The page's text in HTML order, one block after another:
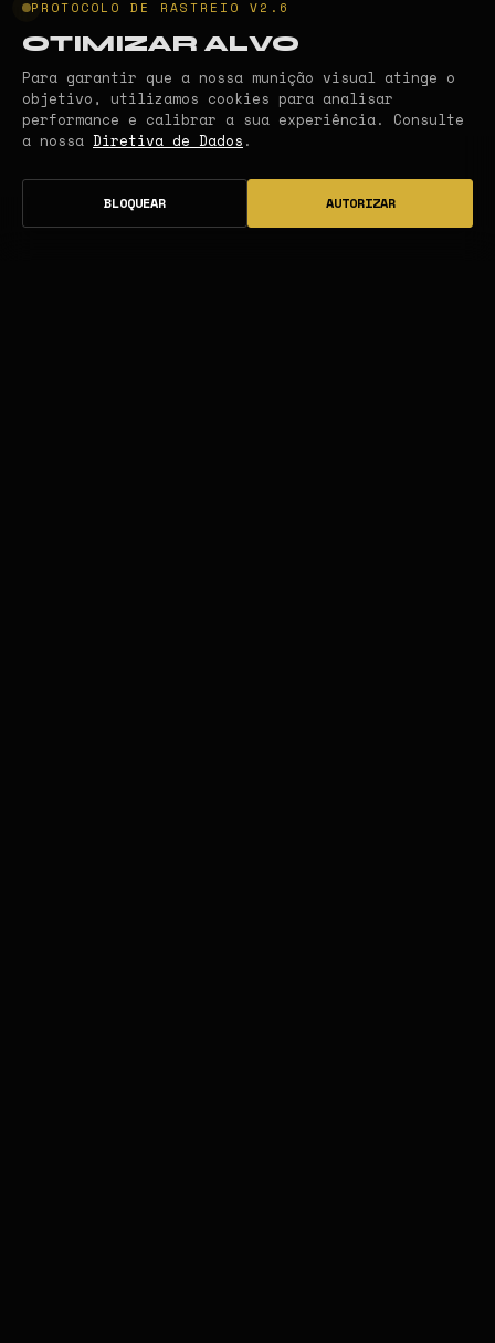
PROTOCOLO DE RASTREIO V2.6
OTIMIZAR ALVO
Para garantir que a nossa munição visual atinge o
objetivo, utilizamos cookies para analisar
performance e calibrar a sua experiência. Consulte
a nossa Diretiva de Dados .
BLOQUEAR AUTORIZAR